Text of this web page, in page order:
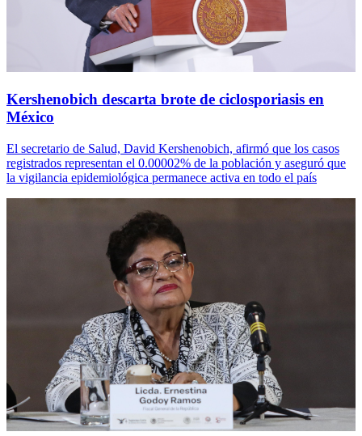
Kershenobich descarta brote de ciclosporiasis en
México
El secretario de Salud, David Kershenobich, afirmó que los casos
registrados representan el 0.00002% de la población y aseguró que
la vigilancia epidemiológica permanece activa en todo el país